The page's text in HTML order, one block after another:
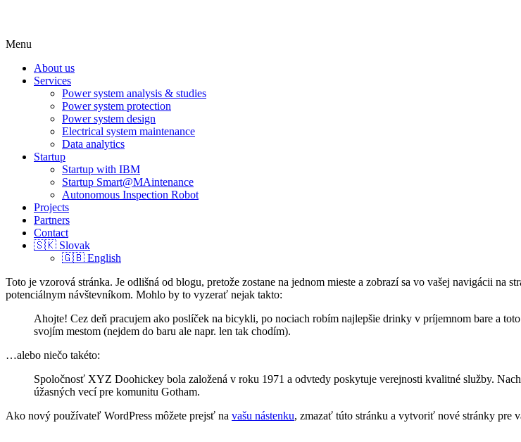
Menu
About us
Services
Power system analysis & studies
Power system protection
Power system design
Electrical system maintenance
Data analytics
Startup
Startup with IBM
Startup Smart@MAintenance
Autonomous Inspection Robot
Projects
Partners
Contact
🇸🇰 Slovak
🇬🇧 English
Toto je vzorová stránka. Je odlišná od blogu, pretože zostane na jednom mieste a zobrazí sa vo vašej navigácii na
potenciálnym návštevníkom. Mohlo by to vyzerať nejak takto:
Ahojte! Cez deň pracujem ako poslíček na bicykli, po nociach robím najlepšie drinky v príjemnom bare a
svojím mestom (nejdem do baru ale napr. len tak chodím).
…alebo niečo takéto:
Spoločnosť XYZ Doohickey bola založená v roku 1971 a odvtedy poskytuje verejnosti kvalitné služby.
úžasných vecí pre komunitu Gotham.
Ako nový používateľ WordPress môžete prejsť na vašu nástenku, zmazať túto stránku a vytvoriť nové stránky pre